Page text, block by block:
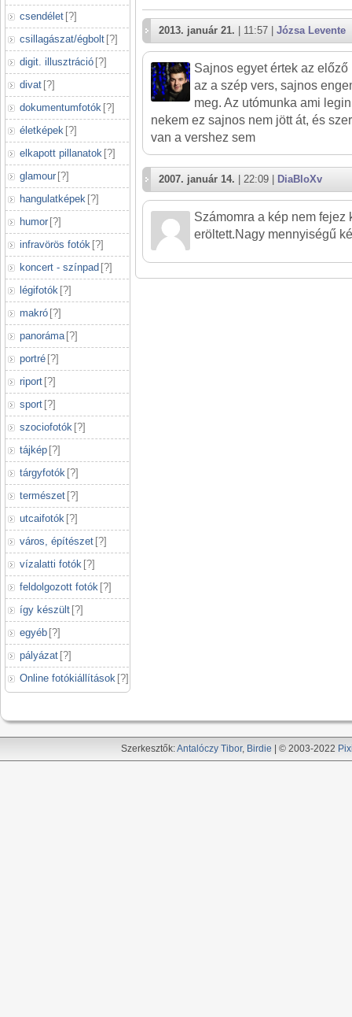
csendélet [?]
csillagászat/égbolt [?]
digit. illusztráció [?]
divat [?]
dokumentumfotók [?]
életképek [?]
elkapott pillanatok [?]
glamour [?]
hangulatképek [?]
humor [?]
infravörös fotók [?]
koncert - színpad [?]
légifotók [?]
makró [?]
panoráma [?]
portré [?]
riport [?]
sport [?]
szociofotók [?]
tájkép [?]
tárgyfotók [?]
természet [?]
utcaifotók [?]
város, építészet [?]
vízalatti fotók [?]
feldolgozott fotók [?]
így készült [?]
egyéb [?]
pályázat [?]
Online fotókiállítások [?]
2013. január 21. | 11:57 | Józsa Levente
Sajnos egyet értek az
az a szép vers, sajnos
meg. Az utómunka ami
nekem ez sajnos nem jött át, és
van a vershez sem
2007. január 14. | 22:09 | DiaBloXv
Számomra a kép nem fejez
eröltett.Nagy mennyiségű
Szerkesztők:Antalóczy Tibor, Birdie | © 2003-2022